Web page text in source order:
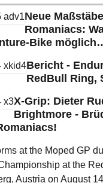
Neue
Romaniacs:
Bike
Bericht -
RedBull Ring,
X-Grip: Dieter
Brightmore -